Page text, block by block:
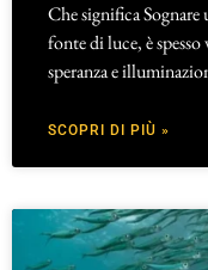
Che significa Sognare
fonte di luce, è
speranza e
SCOPRI DI PIÙ »